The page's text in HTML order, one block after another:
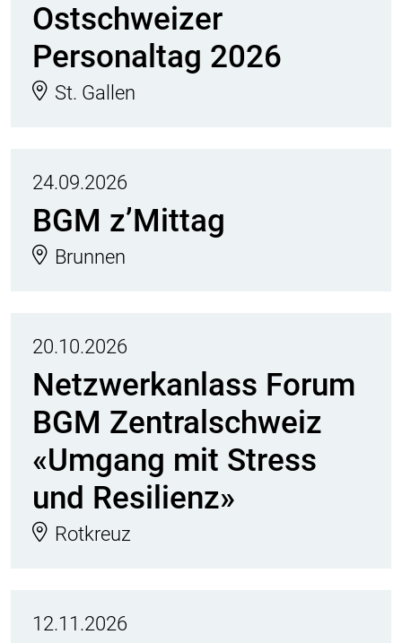
Ostschweizer
Personaltag 2026
St. Gallen
24.09.2026
BGM z’Mittag
Brunnen
20.10.2026
Netzwerkanlass Forum
BGM Zentralschweiz
«Umgang mit Stress
und Resilienz»
Rotkreuz
12.11.2026